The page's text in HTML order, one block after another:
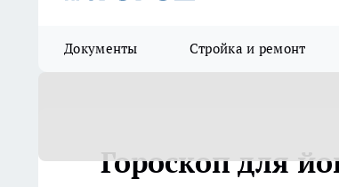
Документы Стройка и ремонт
Гороскоп для